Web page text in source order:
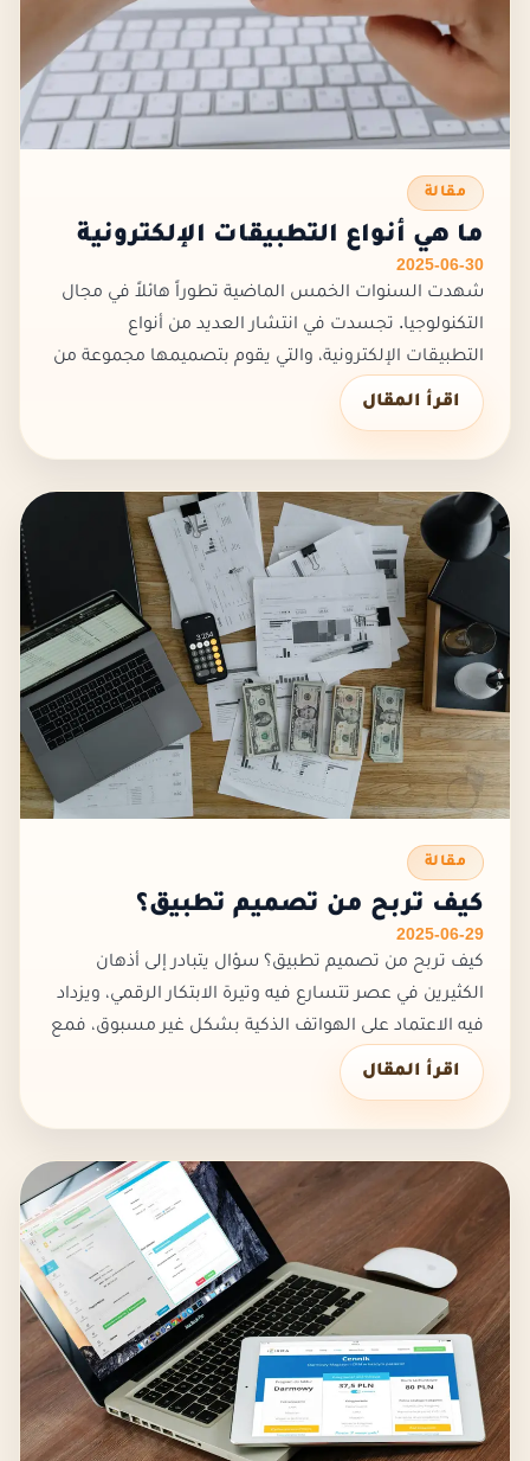
مقالة
ما هي أنواع التطبيقات الإلكترونية
2025-06-30
شهدت السنوات الخمس الماضية تطوراً هائلاً في مجال
التكنولوجيا. تجسدت في انتشار العديد من أنواع
التطبيقات الإلكترونية، والتي يقوم بتصميمها مجموعة من
المحترفين من مختلف أنحاء العالم.وأصبحت هذه
التطبيقات تمثل العالم الحد...
اقرأ المقال
مقالة
كيف تربح من تصميم تطبيق؟
2025-06-29
كيف تربح من تصميم تطبيق؟ سؤال يتبادر إلى أذهان
الكثيرين في عصر تتسارع فيه وتيرة الابتكار الرقمي، ويزداد
فيه الاعتماد على الهواتف الذكية بشكل غير مسبوق، فمع
كل نقرة على شاشة، هناك فكرة جديدة تنبض بالحياة،
ومع كل تطبيق يتم...
اقرأ المقال